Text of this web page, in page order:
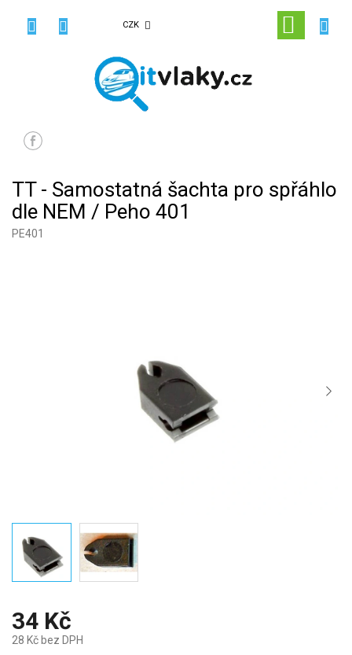
CZK
KOŠÍK
TT - Samostatná šachta pro spřáhlo
dle NEM / Peho 401
PE401
34 Kč
28 Kč bez DPH